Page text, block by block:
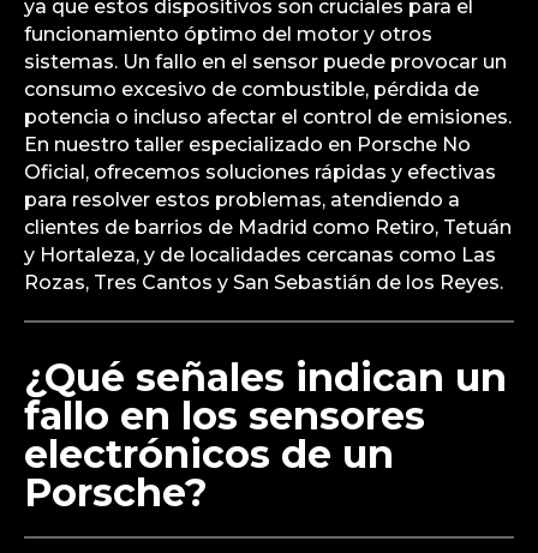
ya que estos dispositivos son cruciales para el
funcionamiento óptimo del motor y otros
sistemas. Un fallo en el sensor puede provocar un
consumo excesivo de combustible, pérdida de
potencia o incluso afectar el control de emisiones.
En nuestro taller especializado en Porsche No
Oficial, ofrecemos soluciones rápidas y efectivas
para resolver estos problemas, atendiendo a
clientes de barrios de Madrid como Retiro, Tetuán
y Hortaleza, y de localidades cercanas como Las
Rozas, Tres Cantos y San Sebastián de los Reyes.
¿Qué señales indican un
fallo en los sensores
electrónicos de un
Porsche?